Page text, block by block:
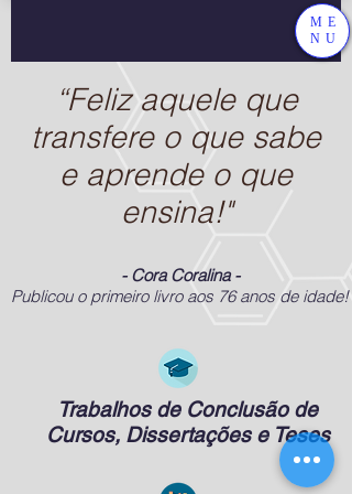
ME
NU
“Feliz aquele que
transfere o que sabe
e aprende o que
ensina!"
- Cora Coralina -
Publicou o primeiro livro aos 76 anos de idade!
Trabalhos de Conclusão de
Cursos, Dissertações e Teses